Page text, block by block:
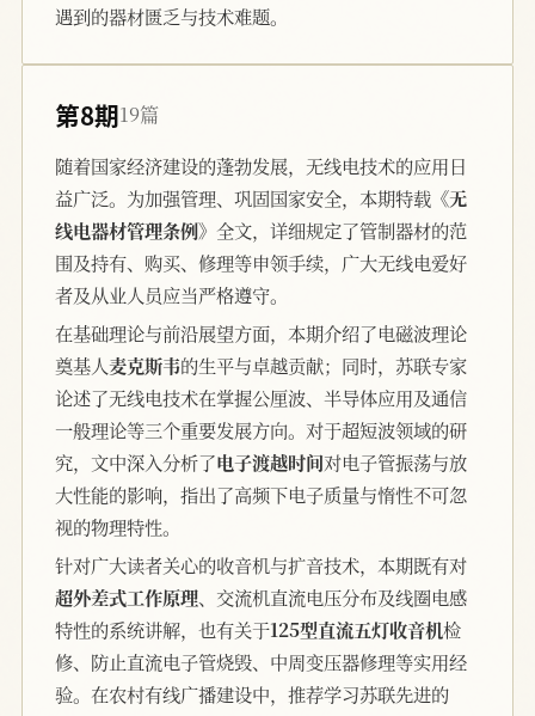
遇到的器材匮乏与技术难题。
第8期19篇
随着国家经济建设的蓬勃发展，无线电技术的应用日
益广泛。为加强管理、巩固国家安全，本期特载 《无
线电器材管理条例》 全文，详细规定了管制器材的范
围及持有、购买、修理等申领手续，广大无线电爱好
者及从业人员应当严格遵守。
在基础理论与前沿展望方面，本期介绍了电磁波理论
奠基人麦克斯韦的生平与卓越贡献；同时，苏联专家
论述了无线电技术在掌握公厘波、半导体应用及通信
一般理论等三个重要发展方向。对于超短波领域的研
究，文中深入分析了电子渡越时间对电子管振荡与放
大性能的影响，指出了高频下电子质量与惰性不可忽
视的物理特性。
针对广大读者关心的收音机与扩音技术，本期既有对
超外差式工作原理、交流机直流电压分布及线圈电感
特性的系统讲解，也有关于125型直流五灯收音机检
修、防止直流电子管烧毁、中周变压器修理等实用经
验。在农村有线广播建设中，推荐学习苏联先进的